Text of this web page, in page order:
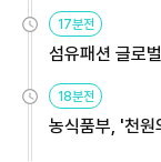
17분전
섬유패션 글로
18분전
농식품부, '천